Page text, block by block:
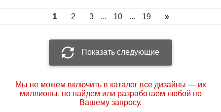
1 2 3 ... 10 ... 19 »
Показать следующие
Мы не можем включить в каталог все дизайны — их
миллионы, но найдем или разработаем любой по
Вашему запросу.